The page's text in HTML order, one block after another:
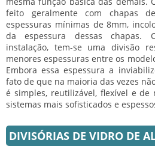
feito geralmente com chapas
espessuras mínimas de 8mm,
da espessura dessas chapas.
instalação, tem-se uma divisão
menores espessuras entre os
Embora essa espessura a
fato de que na maioria das vezes
é simples, reutilizável, flexível e de
sistemas mais sofisticados e
DIVISÓRIAS DE VIDRO DE